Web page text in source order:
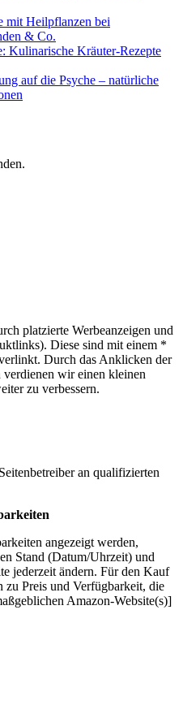
mit Heilpflanzen bei
& Co.
Kulinarische Kräuter-Rezepte
auf die Psyche – natürliche
platzierte Werbeanzeigen und
Diese sind mit einem *
Durch das Anklicken der
wir einen kleinen
zu verbessern.
an qualifizierten
angezeigt werden,
Stand (Datum/Uhrzeit) und
jederzeit ändern. Für den Kauf
zu Preis und Verfügbarkeit, die
Amazon-Website(s)]